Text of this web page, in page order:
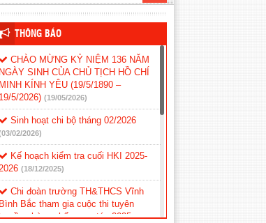
THÔNG BÁO
CHÀO MỪNG KỶ NIỆM 136 NĂM
NGÀY SINH CỦA CHỦ TỊCH HỒ CHÍ
MINH KÍNH YÊU (19/5/1890 –
19/5/2026) (19/05/2026)
Sinh hoạt chi bộ tháng 02/2026
02/2026)
Kế hoạch kiểm tra cuối HKI 2025-
(18/12/2025)
Chi đoàn trường TH&THCS Vĩnh
Bình Bắc tham gia cuộc thi tuyên
phòng chống ma túy 2025